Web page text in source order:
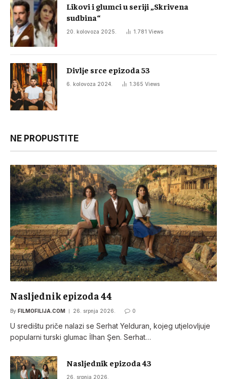
Likovi i glumci u seriji „Skrivena
sudbina“
20. kolovoza 2025. 1.781 Views
Divlje srce epizoda 53
6. kolovoza 2024. 1.365 Views
NE PROPUSTITE
Nasljednik epizoda 44
By FILMOFILIJA.COM 26. srpnja 2026. 0
U središtu priče nalazi se Serhat Yelduran, kojeg utjelovljuje
popularni turski glumac İlhan Şen. Serhat…
Nasljednik epizoda 43
26. srpnja 2026.